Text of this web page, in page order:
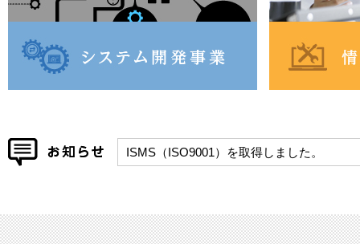
2023年05月01日 ISMS（ISO9001）を取得しました。